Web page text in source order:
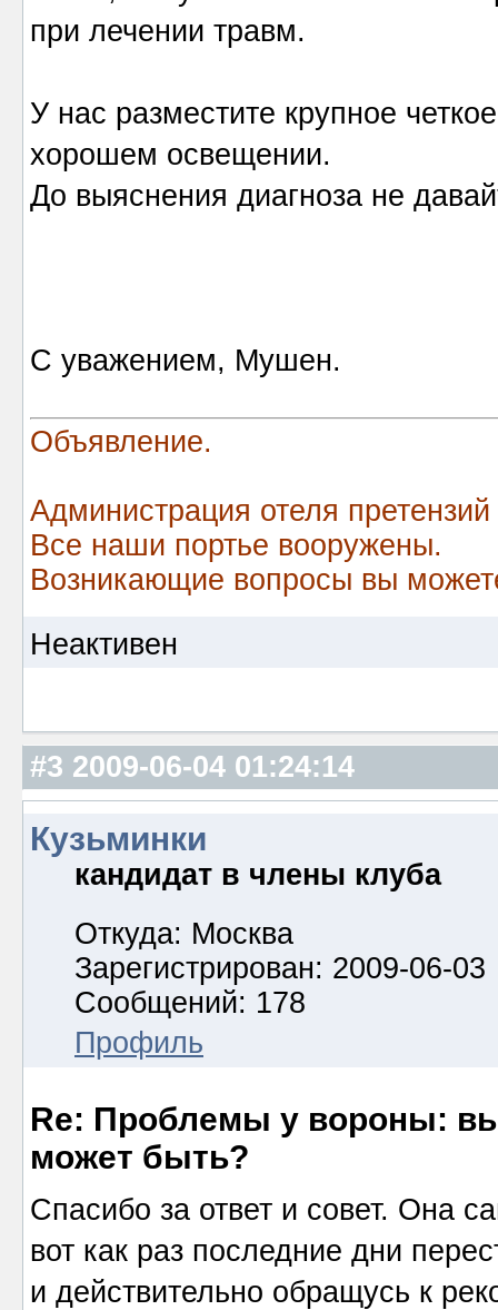
при лечении травм.
У нас разместите крупное
хорошем освещении.
До выяснения диагноза не
С уважением, Мушен.
Объявление.
Администрация отеля
Все наши портье вооружены.
Возникающие вопросы вы
Неактивен
#3 2009-06-04 01:24:14
Кузьминки
кандидат в члены клуба
Откуда: Москва
Зарегистрирован: 2009-06-03
Сообщений: 178
Профиль
Re: Проблемы у вороны:
может быть?
Спасибо за ответ и совет. Она
вот как раз последние дни
и действительно обращусь к